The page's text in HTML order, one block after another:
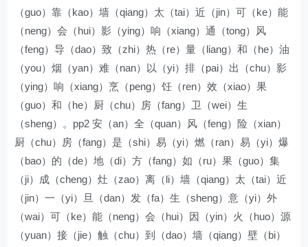
（guo）靠（kao）墙（qiang）太（tai）近（jin）可（ke）能
（neng）会（hui）影（ying）响（xiang）通（tong）风
（feng）导（dao）致（zhi）热（re）量（liang）和（he）油
（you）烟（yan）难（nan）以（yi）排（pai）出（chu）影
（ying）响（xiang）烹（peng）饪（ren）效（xiao）果
（guo）和（he）厨（chu）房（fang）卫（wei）生
（sheng）。pp2 安（an）全（quan）风（feng）险（xian）
厨（chu）房（fang）是（shi）易（yi）燃（ran）易（yi）爆
（bao）的（de）地（di）方（fang）如（ru）果（guo）集
（ji）成（cheng）灶（zao）离（li）墙（qiang）太（tai）近
（jin）一（yi）旦（dan）发（fa）生（sheng）意（yi）外
（wai）可（ke）能（neng）会（hui）因（yin）火（huo）源
（yuan）接（jie）触（chu）到（dao）墙（qiang）壁（bi）